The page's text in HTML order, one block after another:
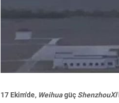
17 Ekim'de, Weihuagüç ShenzhouⅪ